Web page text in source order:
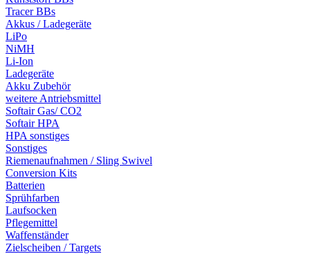
Tracer BBs
Akkus / Ladegeräte
LiPo
NiMH
Li-Ion
Ladegeräte
Akku Zubehör
weitere Antriebsmittel
Softair Gas/ CO2
Softair HPA
HPA sonstiges
Sonstiges
Riemenaufnahmen / Sling Swivel
Conversion Kits
Batterien
Sprühfarben
Laufsocken
Pflegemittel
Waffenständer
Zielscheiben / Targets